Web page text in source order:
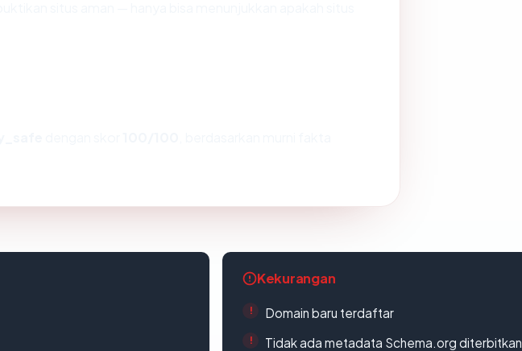
Kekurangan
Domain baru terdaftar
Tidak ada metadata Schema.org diterbitkan